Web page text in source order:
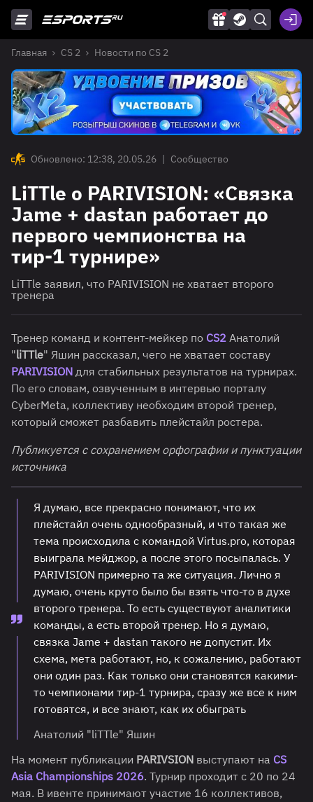
Главная CS 2 Новости по CS 2
Обновлено: 12:38, 20.05.26 | Сообщество
LiTTle о PARIVISION: «Связка
Jame + dastan работает до
первого чемпионства на
тир-1 турнире»
LiTTle заявил, что PARIVISION не хватает второго
тренера
Тренер команд и контент-мейкер по CS2 Анатолий
"liTTle" Яшин рассказал, чего не хватает составу
PARIVISION для стабильных результатов на турнирах.
По его словам, озвученным в интервью порталу
CyberMeta, коллективу необходим второй тренер,
который сможет разбавить плейстайл ростера.
Публикуется с сохранением орфографии и пунктуации
источника
Я думаю, все прекрасно понимают, что их
плейстайл очень однообразный, и что такая же
тема происходила с командой Virtus.pro, которая
выиграла мейджор, а после этого посыпалась. У
PARIVISION примерно та же ситуация. Лично я
думаю, очень круто было бы взять что-то в духе
второго тренера. То есть существуют аналитики
команды, а есть второй тренер. Но я думаю,
связка Jame + dastan такого не допустит. Их
схема, мета работают, но, к сожалению, работают
они один раз. Как только они становятся какими-
то чемпионами тир-1 турнира, сразу же все к ним
готовятся, и все знают, как их обыграть
Анатолий "liTTle" Яшин
На момент публикации PARIVSION выступают на CS
Asia Championships 2026. Турнир проходит с 20 по 24
мая. В ивенте принимают участие 16 коллективов,